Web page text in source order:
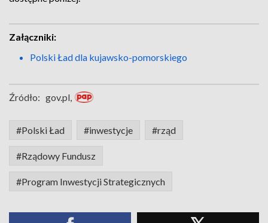
Załączniki:
Polski Ład dla kujawsko-pomorskiego
Źródło: gov.pl,
#Polski Ład #inwestycje #rząd
#Rządowy Fundusz
#Program Inwestycji Strategicznych